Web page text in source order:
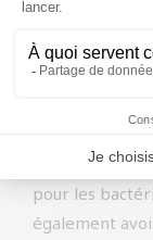
riches en
des niveaux
baies
qui rend
pour les
également